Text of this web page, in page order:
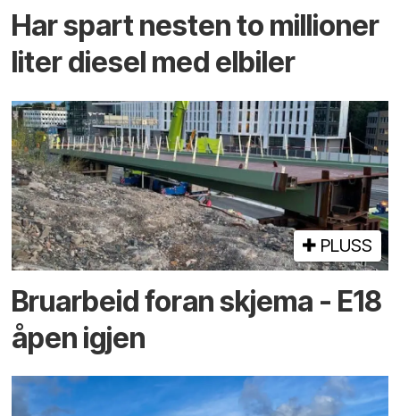
Har spart nesten to millioner
liter diesel med elbiler
PLUSS
Bruarbeid foran skjema - E18
åpen igjen